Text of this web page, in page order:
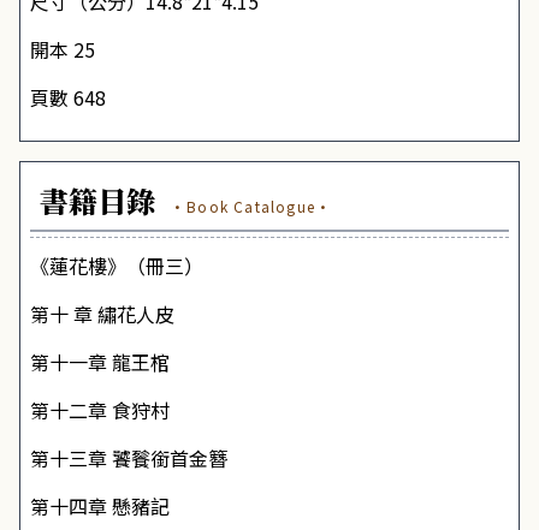
開本 25
頁數 648
書籍目錄 ·Book Catalogue·
《蓮花樓》（冊三）
第十 章 繡花人皮
第十一章 龍王棺
第十二章 食狩村
第十三章 饕餮銜首金簪
第十四章 懸豬記